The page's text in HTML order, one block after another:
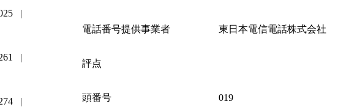
電話番号提供事業者 東日本電信電話株式会社
評点
頭番号 019